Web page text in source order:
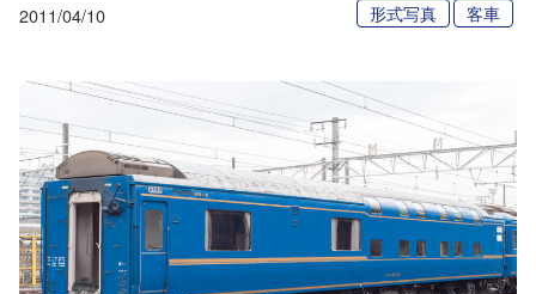
2011/04/10 形式写真 客車